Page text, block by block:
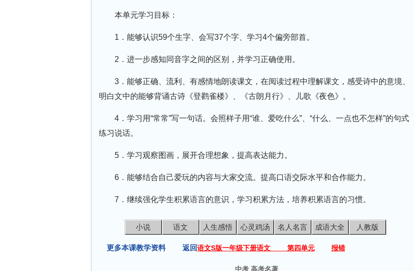
本单元学习目标：
1．能够认识59个生字、会写37个字、学习4个偏旁部首。
2．进一步感知同音字之间的区别，并学习正确使用。
3．能够正确、流利、有感情地朗读课文，在阅读过程中理解课文，感受诗中的意境、
明白文中的能够背诵古诗《登鹳雀楼》、《古朗月行》、儿歌《夜色》。
4．学习用“常常”写一句话。会照样子用“谁、爱吃什么”、“什么、一点也不怎样”的句式
练习说话。
5．学习观察图画，展开合理想象，提高表达能力。
6．能够结合自己爱玩的内容与大家交流。提高口语交际水平和合作能力。
7．继续强化学生积累语言的意识，学习积累方法，培养积累语言的习惯。
小说 语文 人生感悟 心灵鸡汤 名人名言 成语大全 人教版
更多本课教学资料 返回语文S版一年级下册语文 第四单元 报错
中考 高考名著